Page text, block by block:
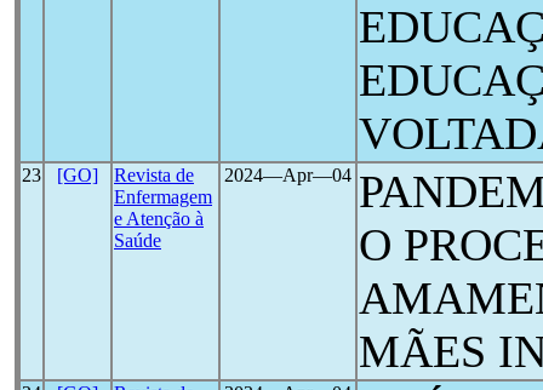
23 [GO]
Revista de
Enfermagem
e Atenção à
Saúde
2024―Apr―04
O
MÃES